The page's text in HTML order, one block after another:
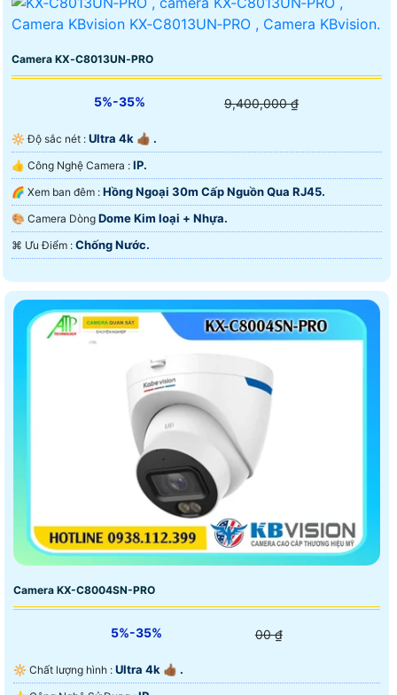
Camera KX‑C8013UN‑PRO
5%-35% 9,400,000 ₫
🔆 Độ sắc nét : Ultra 4k 👍🏾 .
👍 Công Nghệ Camera : IP.
🌈 Xem ban đêm : Hồng Ngoại 30m Cấp Nguồn Qua RJ45.
🎨 Camera Dòng Dome Kim loại + Nhựa.
️⌘ Ưu Điểm : Chống Nước.
Camera KX-C8004SN-PRO
5%-35% 00 ₫
🔆 Chất lượng hình : Ultra 4k 👍🏾 .